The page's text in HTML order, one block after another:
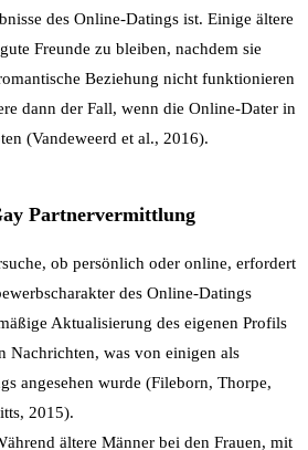
des Online-Datings ist. Einige ältere
Freunde zu bleiben, nachdem sie
Beziehung nicht funktionieren
dann der Fall, wenn die Online-Dater in
(Vandeweerd et al., 2016).
Partnervermittlung
ob persönlich oder online, erfordert
des Online-Datings
Aktualisierung des eigenen Profils
Nachrichten, was von einigen als
angesehen wurde (Fileborn, Thorpe,
2015).
ältere Männer bei den Frauen, mit